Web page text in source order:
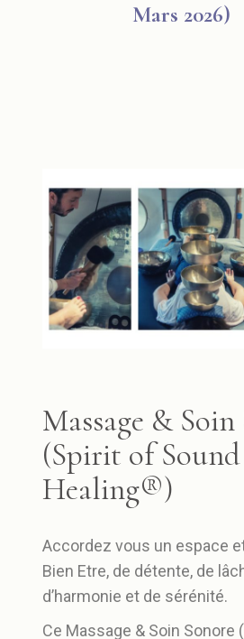
Mars 2026)
Massage &
(Spirit of Sound
Healing®)
Accordez vous un espace
Bien Etre, de détente, de
d’harmonie et de sérénité.
Ce Massage & Soin Sonore